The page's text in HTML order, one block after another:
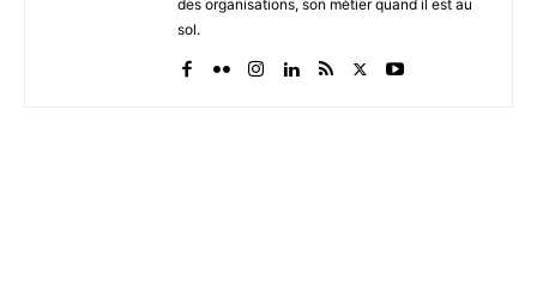
des organisations, son métier quand il est au
sol.